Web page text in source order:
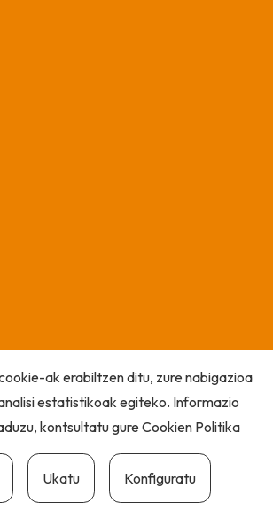
ak erabiltzen ditu, zure nabigazioa
estatistikoak egiteko. Informazio
kontsultatu gureCookien Politika
Ukatu Konfiguratu